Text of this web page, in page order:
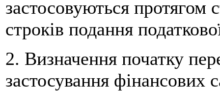
застосовуються протягом
строків подання
2. Визначення початку
застосування фінансових